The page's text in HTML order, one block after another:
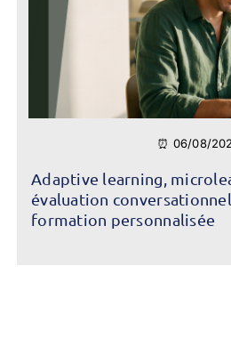
⏰ 06/08/
Adaptive learning,
évaluation
formation personnalisée